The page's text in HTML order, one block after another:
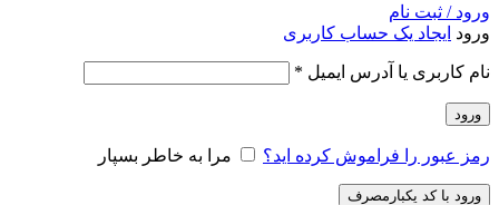
ورود / ثبت نام
ورود ایجاد یک حساب کاربری
نام کاربری یا آدرس ایمیل *
ورود
رمز عبور را فراموش کرده اید؟ مرا به خاطر بسپار
ورود با کد یکبارمصرف